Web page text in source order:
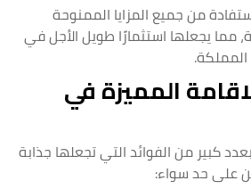
من جميع المزايا الممنوحة
مما يجعلها استثمارًا طويل الأجل في
المملكة.
المميزة في
كبير من الفوائد التي تجعلها جذابة
على حد سواء: